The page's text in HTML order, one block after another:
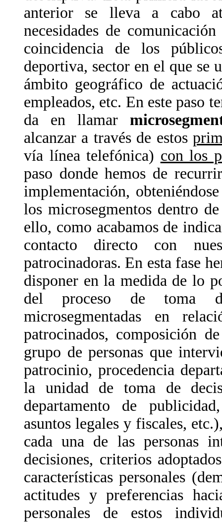
anterior se lleva a cabo
necesidades de
coincidencia de los
deportiva, sector en el que se
ámbito geográfico de
empleados, etc. En este paso
da en llamar
alcanzar a través de estos
vía línea telefónica) con los
paso donde hemos de
implementación,
los microsegmentos dentro
ello, como acabamos de
contacto directo con
patrocinadoras. En esta fase
disponer en la medida de lo
del proceso de toma
microsegmentadas en
patrocinados, composición
grupo de personas que
patrocinio, procedencia
la unidad de toma de
departamento de
asuntos legales y fiscales,
cada una de las personas
decisiones, criterios
características personales
actitudes y preferencias
personales de estos